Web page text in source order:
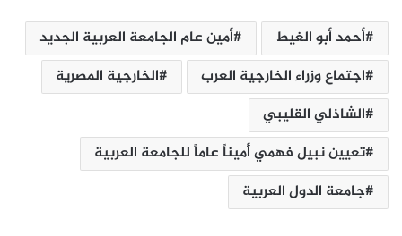
أحمد أبو الغيط
أمين عام الجامعة العربية الجديد
اجتماع وزراء الخارجية العرب
الخارجية المصرية
الشاذلي القليبي
تعيين نبيل فهمي أميناً عاماً للجامعة العربية
جامعة الدول العربية